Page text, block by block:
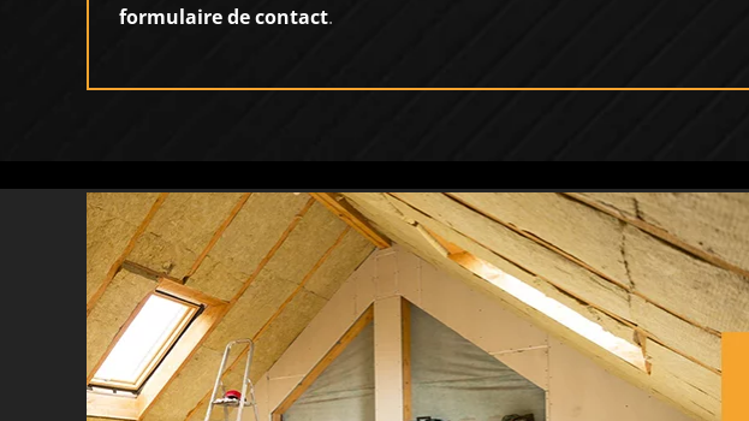
formulaire de contact.